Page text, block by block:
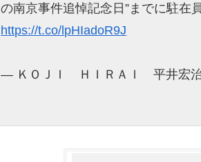
の南京事件追悼記念日”までに駐在
https://t.co/lpHIadoR9J
— ＫＯＪＩ ＨＩＲＡＩ 平井宏